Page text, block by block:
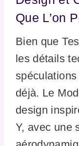
Que L’on
Bien que
les détails
déjà. Le
design
Y, avec une